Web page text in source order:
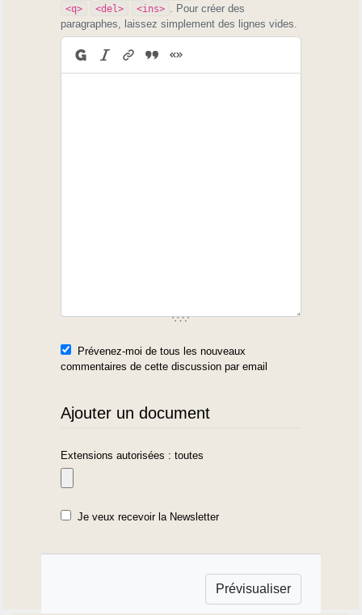
<q> <del> <ins>
. Pour créer des
paragraphes, laissez simplement des lignes vides.
Prévenez-moi de tous les nouveaux
commentaires de cette discussion par email
Ajouter un document
Extensions autorisées : toutes
Je veux recevoir la Newsletter